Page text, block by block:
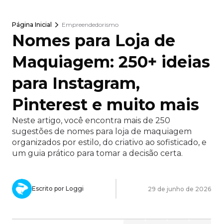
Página Inicial Empreendedorismo
Nomes para Loja de
Maquiagem: 250+ ideias
para Instagram,
Pinterest e muito mais
Neste artigo, você encontra mais de 250
sugestões de nomes para loja de maquiagem
organizados por estilo, do criativo ao sofisticado, e
um guia prático para tomar a decisão certa.
Escrito por Loggi 29 de junho de 2026